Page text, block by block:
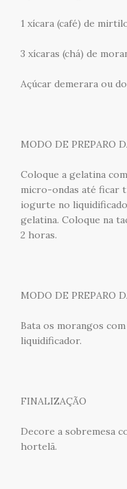
1 xícara (café) de
3 xícaras (chá) de
Açúcar demerara ou
MODO DE PREPARO
Coloque a gelatina
micro-ondas até ficar
iogurte no
gelatina. Coloque na
2 horas.
MODO DE PREPARO
Bata os morangos
liquidificador.
FINALIZAÇÃO
Decore a sobremesa
hortelã.